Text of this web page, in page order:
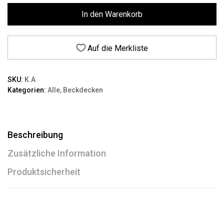
In den Warenkorb
Auf die Merkliste
SKU: K.A
Kategorien: Alle, Beckdecken
Beschreibung
Zusätzliche Information
Produktsicherheit